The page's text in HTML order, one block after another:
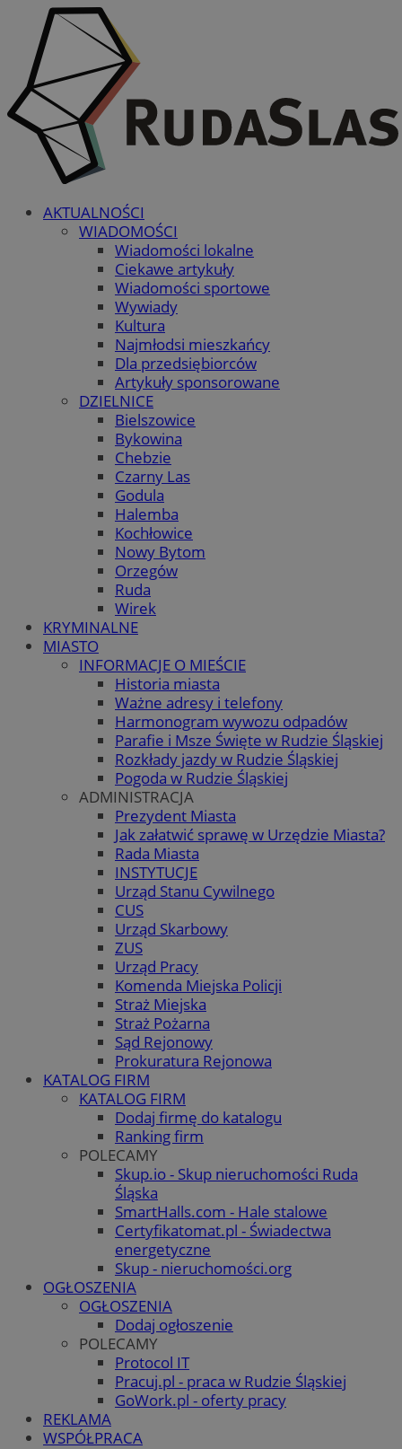
AKTUALNOŚCI
WIADOMOŚCI
Wiadomości lokalne
Ciekawe artykuły
Wiadomości sportowe
Wywiady
Kultura
Najmłodsi mieszkańcy
Dla przedsiębiorców
Artykuły sponsorowane
DZIELNICE
Bielszowice
Bykowina
Chebzie
Czarny Las
Godula
Halemba
Kochłowice
Nowy Bytom
Orzegów
Ruda
Wirek
KRYMINALNE
MIASTO
INFORMACJE O MIEŚCIE
Historia miasta
Ważne adresy i telefony
Harmonogram wywozu odpadów
Parafie i Msze Święte w Rudzie Śląskiej
Rozkłady jazdy w Rudzie Śląskiej
Pogoda w Rudzie Śląskiej
ADMINISTRACJA
Prezydent Miasta
Jak załatwić sprawę w Urzędzie Miasta?
Rada Miasta
INSTYTUCJE
Urząd Stanu Cywilnego
CUS
Urząd Skarbowy
ZUS
Urząd Pracy
Komenda Miejska Policji
Straż Miejska
Straż Pożarna
Sąd Rejonowy
Prokuratura Rejonowa
KATALOG FIRM
KATALOG FIRM
Dodaj firmę do katalogu
Ranking firm
POLECAMY
Skup.io - Skup nieruchomości Ruda
Śląska
SmartHalls.com - Hale stalowe
Certyfikatomat.pl - Świadectwa
energetyczne
Skup - nieruchomości.org
OGŁOSZENIA
OGŁOSZENIA
Dodaj ogłoszenie
POLECAMY
Protocol IT
Pracuj.pl - praca w Rudzie Śląskiej
GoWork.pl - oferty pracy
REKLAMA
WSPÓŁPRACA